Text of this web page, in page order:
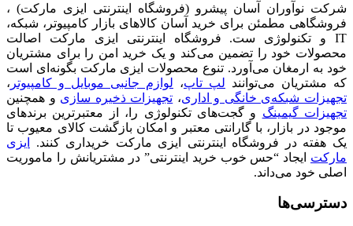
شرکت نوآوران آسان پیشرو (فروشگاه اینترنتی ایزی مارکت) ،
فروشگاهی مطمئن برای خرید آسان کالاهای بازار کامپیوتر، شبکه،
IT و تکنولوژی ست. فروشگاه اینترنتی ایزی مارکت اصالت
محصولات خود را تضمین می‌کند و یک خرید امن را برای مشتریان
خود به ارمغان می‌آورد. تنوع محصولات ایزی مارکت بگونه‌ای است
که مشتریان می‌توانند لپ تاپ، لوازم جانبی موبایل و کامپیوتر ،
تجهیزات شبکه‌ی خانگی و اداری، تجهیزات ذخیره سازی و همچنین
تجهیزات گیمینگ و گجت‌های تکنولوژی را، از معتبرترین برندهای
موجود در بازار، با گارانتی معتبر و امکان بازگشت کالای معیوب تا
یک هفته در فروشگاه اینترنتی ایزی مارکت خریداری کنند.
ایزی
مارکت ایجاد “حس خوب خرید اینترنتی” در مشتریانش را ماموریت
اصلی خود می‌داند.
دسترسی‌ها